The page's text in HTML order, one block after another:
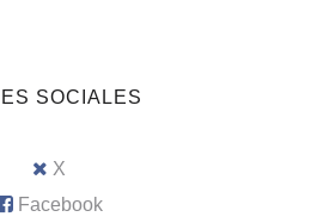
SOCIALES
X
Facebook